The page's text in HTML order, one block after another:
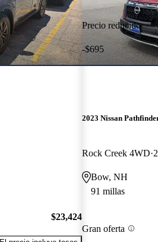
$23,424
Precio reducido
-$695
2023 Nissan
Rock Creek 4WD
Bow, NH
91 millas
Gran oferta